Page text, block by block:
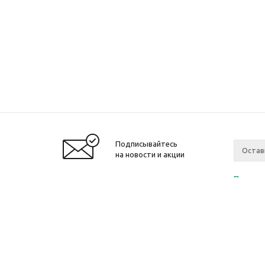
Подписывайтесь
на новости и акции